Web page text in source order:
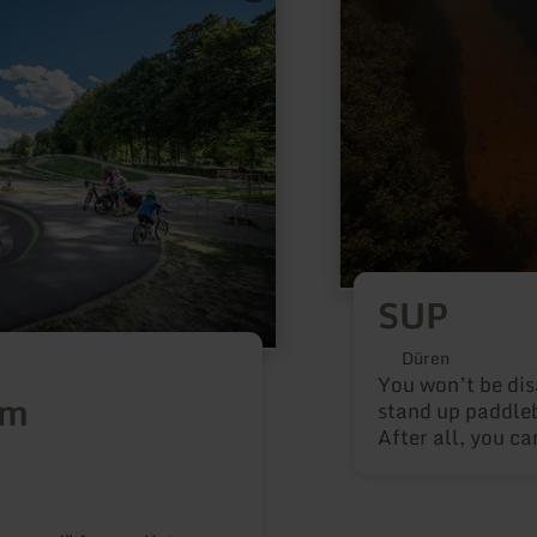
SUP
Düren
You won’t be
stand up
After all, you